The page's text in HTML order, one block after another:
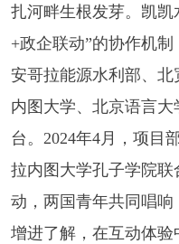
扎河畔生根发芽。凯
+政企联动”的协作机制
安哥拉能源水利部、
内图大学、北京语言
台。2024年4月，项目
拉内图大学孔子学院
动，两国青年共同唱
增进了解，在互动体验